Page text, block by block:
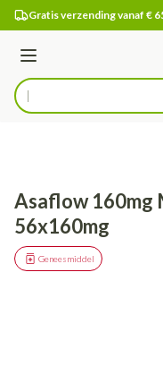
Ga naar de inhoud
Gratis verzending vanaf €
Menu
Product, merk,
Asaflow 160mg
56x160mg
Geneesmiddel